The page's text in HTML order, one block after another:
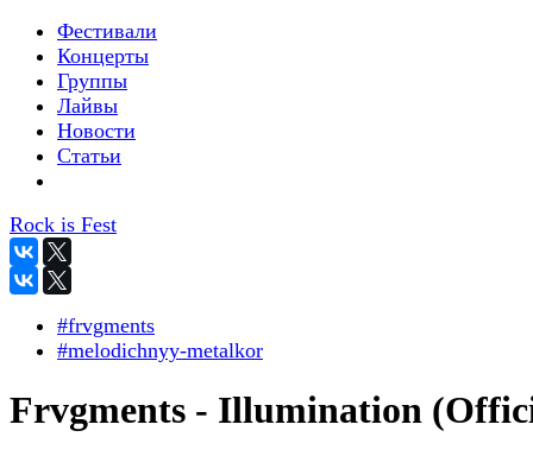
Фестивали
Концерты
Группы
Лайвы
Новости
Статьи
Rock is Fest
#frvgments
#melodichnyy-metalkor
Frvgments - Illumination